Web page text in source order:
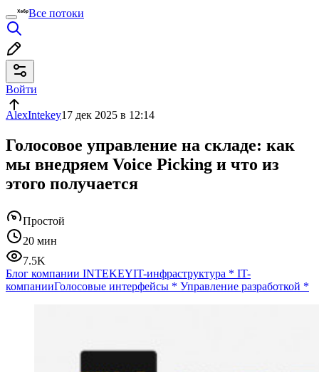
Все потоки
Войти
AlexIntekey17 дек 2025 в 12:14
Голосовое управление на складе: как
мы внедряем Voice Picking и что из
этого получается
Простой
20 мин
7.5K
Блог компании INTEKEYIT-инфраструктура * IT-
компанииГолосовые интерфейсы * Управление разработкой *